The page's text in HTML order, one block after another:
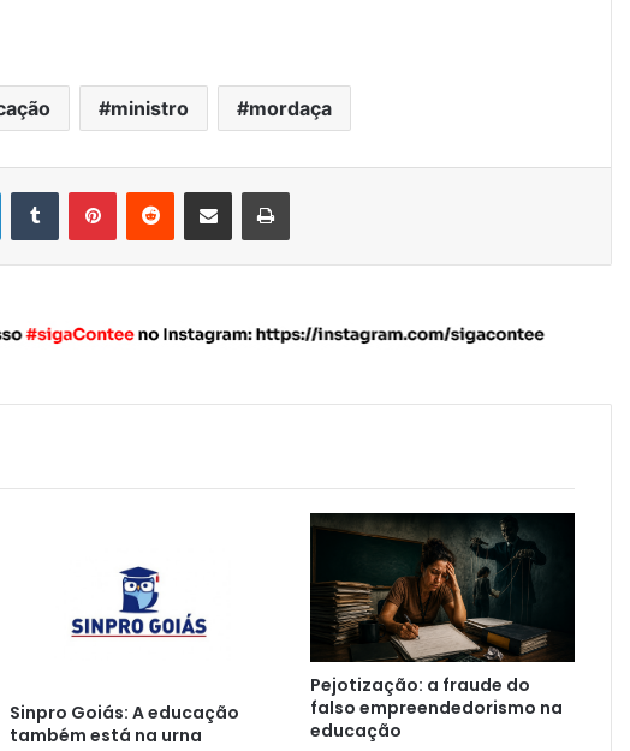
ministro mordaça
Sinpro Goiás: A educação
também está na urna
Pejotização: a fraude do
falso empreendedorismo na
educação